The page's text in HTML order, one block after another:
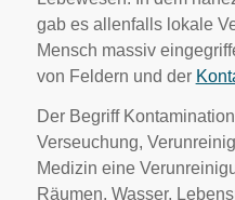
gab es allenfalls lokale
Mensch massiv
von Feldern und der
Der Begriff
Verseuchung,
Medizin eine
Räumen, Wasser,